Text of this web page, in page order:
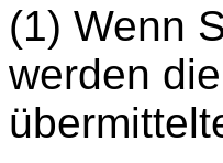
(1) Wenn
werden